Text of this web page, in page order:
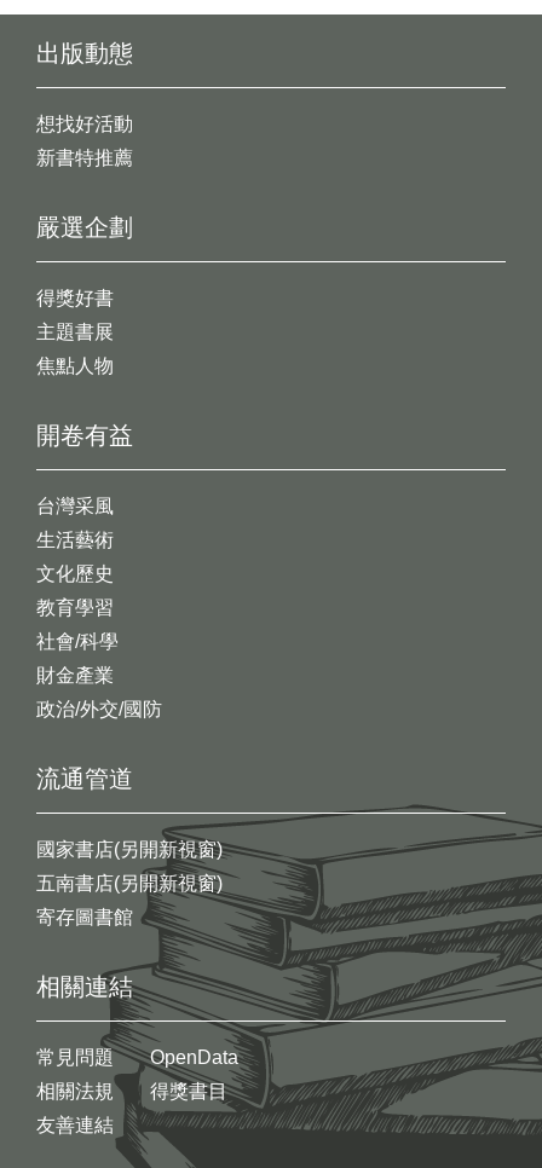
出版動態
想找好活動
新書特推薦
開卷有益
台灣采風
生活藝術
文化歷史
教育學習
社會/科學
財金產業
政治/外交/國防
嚴選企劃
得獎好書
主題書展
焦點人物
流通管道
國家書店(另開新視窗)
五南書店(另開新視窗)
寄存圖書館
相關連結
常見問題
相關法規
友善連結
OpenData
得獎書目